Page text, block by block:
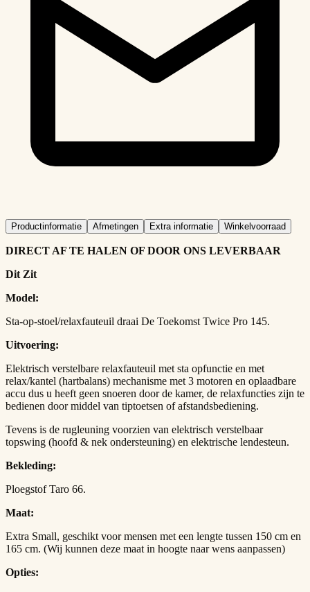
Productinformatie Afmetingen Extra informatie Winkelvoorraad
DIRECT AF TE HALEN OF DOOR ONS LEVERBAAR
Dit Zit
Model:
Sta-op-stoel/relaxfauteuil draai De Toekomst Twice Pro 145.
Uitvoering:
Elektrisch verstelbare relaxfauteuil met sta opfunctie en met
relax/kantel (hartbalans) mechanisme met 3 motoren en oplaadbare
accu dus u heeft geen snoeren door de kamer, de relaxfuncties zijn te
bedienen door middel van tiptoetsen of afstandsbediening.
Tevens is de rugleuning voorzien van elektrisch verstelbaar
topswing (hoofd & nek ondersteuning) en elektrische lendesteun.
Bekleding:
Ploegstof Taro 66.
Maat:
Extra Small, geschikt voor mensen met een lengte tussen 150 cm en
165 cm. (Wij kunnen deze maat in hoogte naar wens aanpassen)
Opties: